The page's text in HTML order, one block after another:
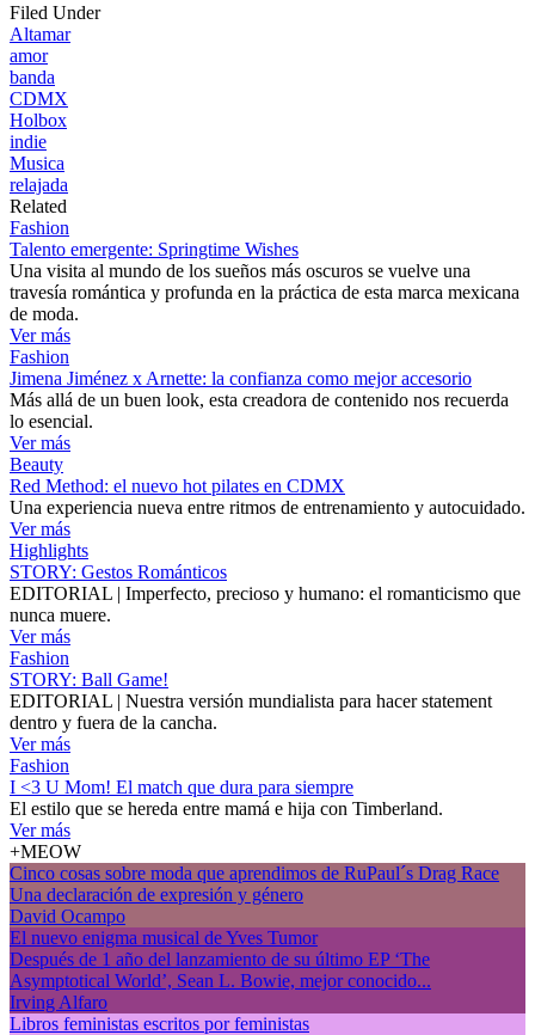
Filed Under
Altamar
amor
banda
CDMX
Holbox
indie
Musica
relajada
Related
Fashion
Talento emergente: Springtime Wishes
Una visita al mundo de los sueños más oscuros se vuelve una
travesía romántica y profunda en la práctica de esta marca mexicana
de moda.
Ver más
Fashion
Jimena Jiménez x Arnette: la confianza como mejor accesorio
Más allá de un buen look, esta creadora de contenido nos recuerda
lo esencial.
Ver más
Beauty
Red Method: el nuevo hot pilates en CDMX
Una experiencia nueva entre ritmos de entrenamiento y autocuidado.
Ver más
Highlights
STORY: Gestos Románticos
EDITORIAL | Imperfecto, precioso y humano: el romanticismo que
nunca muere.
Ver más
Fashion
STORY: Ball Game!
EDITORIAL | Nuestra versión mundialista para hacer statement
dentro y fuera de la cancha.
Ver más
Fashion
I <3 U Mom! El match que dura para siempre
El estilo que se hereda entre mamá e hija con Timberland.
Ver más
+MEOW
Cinco cosas sobre moda que aprendimos de RuPaul´s Drag Race
Una declaración de expresión y género
David Ocampo
El nuevo enigma musical de Yves Tumor
Después de 1 año del lanzamiento de su último EP ‘The
Asymptotical World’, Sean L. Bowie, mejor conocido...
Irving Alfaro
Libros feministas escritos por feministas